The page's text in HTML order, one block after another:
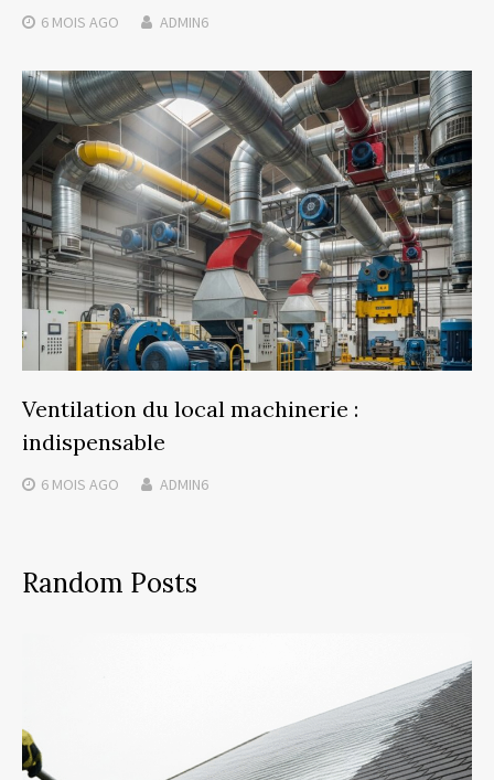
6 MOIS AGO ADMIN6
Ventilation du local machinerie :
indispensable
6 MOIS AGO ADMIN6
Random Posts